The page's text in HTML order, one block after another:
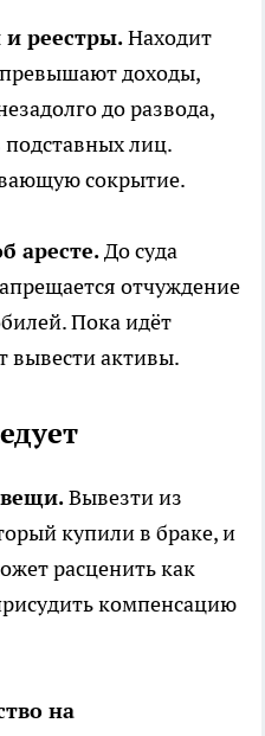
реестры.Находит
доходы,
до развода,
лиц.
сокрытие.
аресте.До суда
отчуждение
Пока идёт
вывести активы.
Вывезти из
купили в браке, и
расценить как
компенсацию
на